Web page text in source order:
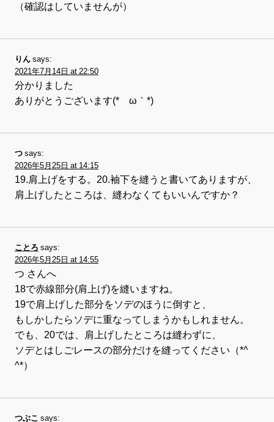
（確認はしていませんが）
りん says:
2021年7月14日 at 22:50
分かりました
ありがとうございます(*´ω｀*)
つ says:
2026年5月25日 at 14:15
19.肩上げをする。20.袖下を縫うと書いてありますが、
肩上げしたところは、縫わなくてもいいんですか？
ことろ says:
2026年5月25日 at 14:55
つ さんへ
18で赤線部分(肩上げ)を縫いますね。
19で肩上げした部分をソデのほうに倒すと、
もしかしたらソデに重なってしまうかもしれません。
でも、20では、肩上げしたところは縫わずに、
ソデとはしごレースの部分だけを縫ってください（*^
^*）
つぶこ says: